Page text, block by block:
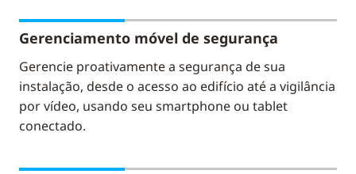
Gerenciamento móvel de segurança
Gerencie proativamente a segurança de sua
instalação, desde o acesso ao edifício até a vigilância
por vídeo, usando seu smartphone ou tablet
conectado.